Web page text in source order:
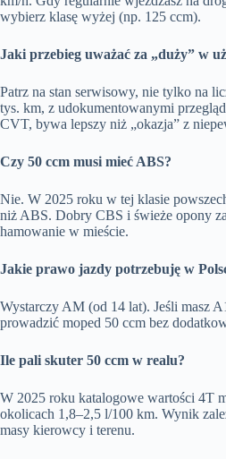
wybierz klasę wyżej (np. 125 ccm).
Jaki przebieg uważać za „duży” w
Patrz na stan serwisowy, nie tylko na
tys. km, z udokumentowanymi
CVT, bywa lepszy niż „okazja” z
Czy 50 ccm musi mieć ABS?
Nie. W 2025 roku w tej klasie
niż ABS. Dobry CBS i świeże opony
hamowanie w mieście.
Jakie prawo jazdy potrzebuję w
Wystarczy AM (od 14 lat). Jeśli masz
prowadzić moped 50 ccm bez
Ile pali skuter 50 ccm w realu?
W 2025 roku katalogowe wartości 4T
okolicach 1,8–2,5 l/100 km. Wynik
masy kierowcy i terenu.